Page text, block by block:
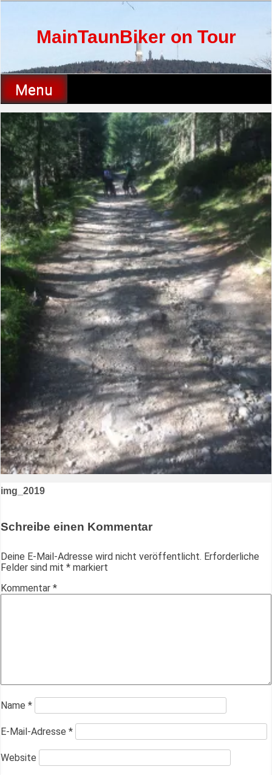
MainTaunBiker on Tour
Menu
Beitragsnavigation
img_2019
Schreibe einen Kommentar
Deine E-Mail-Adresse wird nicht veröffentlicht. Erforderliche
Felder sind mit * markiert
Kommentar *
Name *
E-Mail-Adresse *
Website